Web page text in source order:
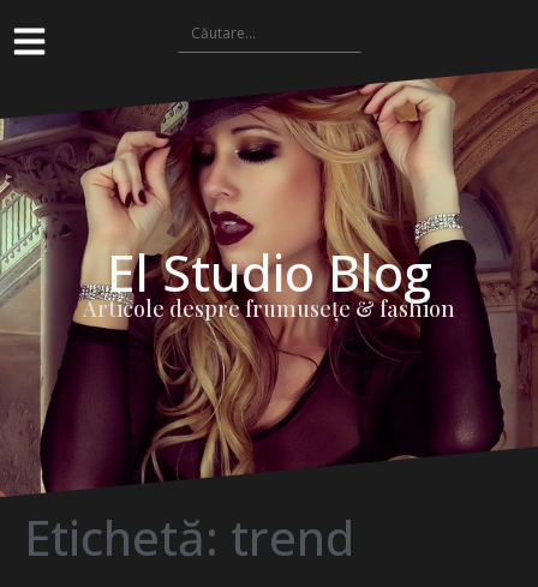
El Studio Blog
Articole despre frumuseţe & fashion
Etichetă: trend